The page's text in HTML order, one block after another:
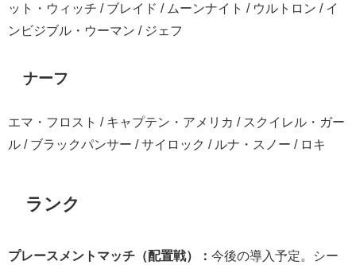
ット・ウィッチ / ブレイド / ムーンナイト / ウルトロン / イ
ンビジブル・ウーマン / ジェフ
ナーフ
エマ・フロスト / キャプテン・アメリカ / スクイレル・ガー
ル / ブラックパンサー / サイロック / ルナ・スノー / ロキ
ランク
プレースメントマッチ（配置戦）： 今後の導入予定。シー